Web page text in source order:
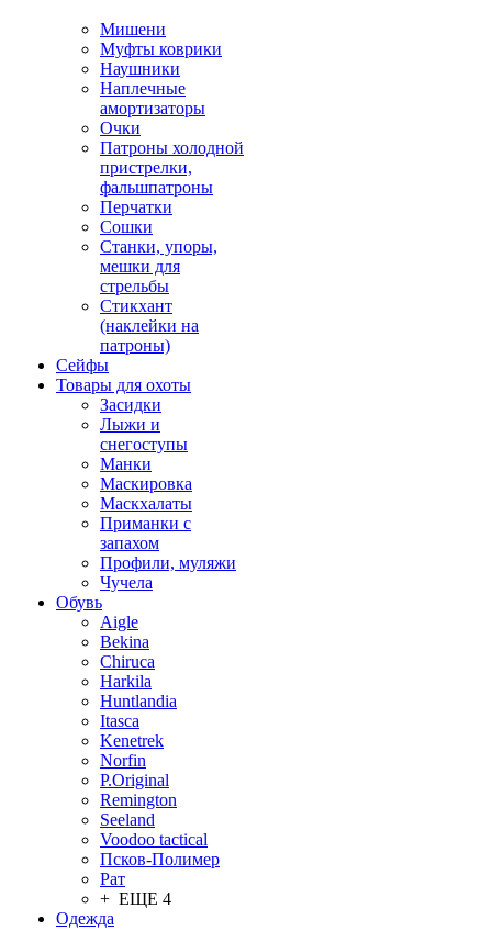
Мишени
Муфты коврики
Наушники
Наплечные
амортизаторы
Очки
Патроны холодной
пристрелки,
фальшпатроны
Перчатки
Сошки
Станки, упоры,
мешки для
стрельбы
Стикхант
(наклейки на
патроны)
Сейфы
Товары для охоты
Засидки
Лыжи и
снегоступы
Манки
Маскировка
Маскхалаты
Приманки с
запахом
Профили, муляжи
Чучела
Обувь
Aigle
Bekina
Chiruсa
Harkila
Huntlandia
Itasca
Kenetrek
Norfin
P.Original
Remington
Seeland
Voodoo tactical
Псков-Полимер
Рат
+ ЕЩЕ 4
Одежда